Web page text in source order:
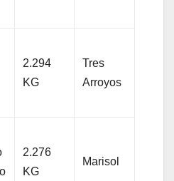
2.294
KG
Tres
Arroyos
2.276
KG
Marisol